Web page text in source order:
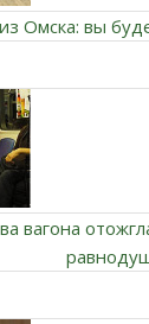
Омска: вы
вагона